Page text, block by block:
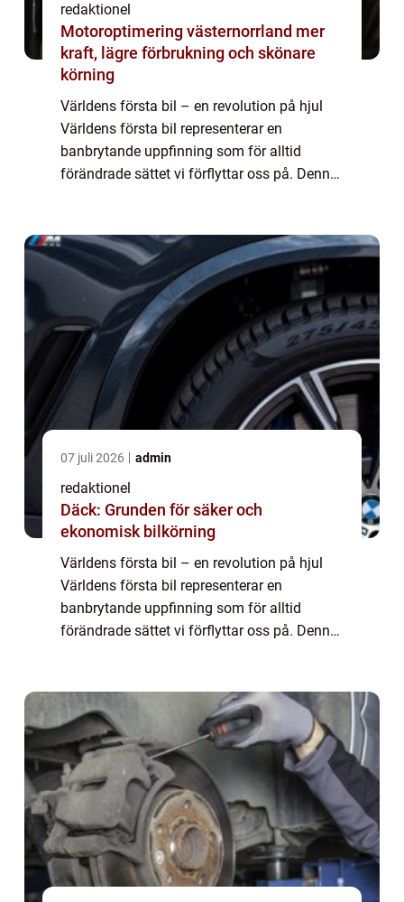
redaktionel
Motoroptimering västernorrland mer
kraft, lägre förbrukning och skönare
körning
Världens första bil – en revolution på hjul
Världens första bil representerar en
banbrytande uppfinning som för alltid
förändrade sättet vi förflyttar oss på. Denna
07 juli 2026 admin
redaktionel
Däck: Grunden för säker och
ekonomisk bilkörning
Världens första bil – en revolution på hjul
Världens första bil representerar en
banbrytande uppfinning som för alltid
förändrade sättet vi förflyttar oss på. Denna